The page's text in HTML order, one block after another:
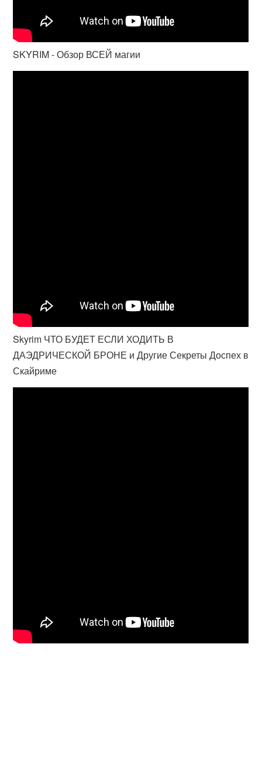
SKYRIM - Обзор ВСЕЙ магии
Skyrim ЧТО БУДЕТ ЕСЛИ ХОДИТЬ В
ДАЭДРИЧЕСКОЙ БРОНЕ и Другие Секреты Доспех в
Скайриме